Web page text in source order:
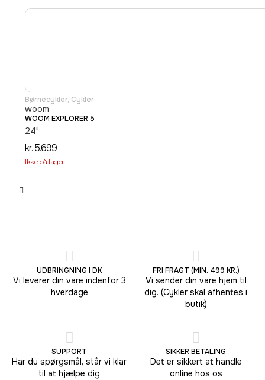
Børnecykler, Cykler
woom
WOOM EXPLORER 5
24"
kr.5.699
Ikke på lager
UDBRINGNING I DK
Vi leverer din vare indenfor 3
hverdage
FRI FRAGT (MIN. 499 KR.)
Vi sender din vare hjem til
dig. (Cykler skal afhentes i
butik)
SUPPORT
Har du spørgsmål, står vi klar
til at hjælpe dig
SIKKER BETALING
Det er sikkert at handle
online hos os